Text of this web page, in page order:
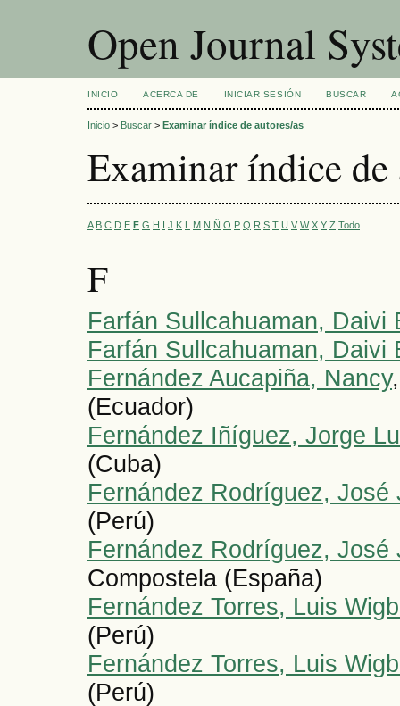
Open Journal
INICIO ACERCA DE INICIAR SESIÓN BUSCAR
Inicio > Buscar > Examinar índice de autores/as
Examinar índice de
A B C D E F G H I J K L M N Ñ O P Q R S T U V W X Y Z Todo
F
Farfán Sullcahuaman, Daivi
Farfán Sullcahuaman, Daivi
Fernández Aucapiña, Nancy
(Ecuador)
Fernández Iñíguez, Jorge
(Cuba)
Fernández Rodríguez, José
(Perú)
Fernández Rodríguez, José
Compostela (España)
Fernández Torres, Luis
(Perú)
Fernández Torres, Luis
(Perú)